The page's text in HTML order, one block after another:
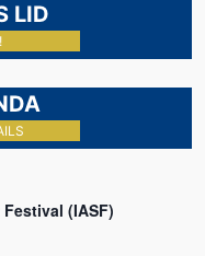
LID
(IASF)